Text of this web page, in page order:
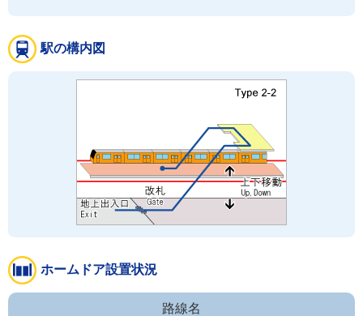
駅の構内図
ホームドア設置状況
路線名